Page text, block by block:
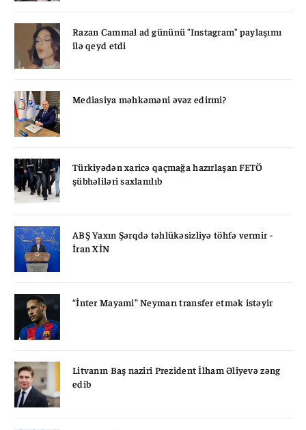
Razan Cammal ad gününü "Instagram" paylaşımı
ilə qeyd etdi
Mediasiya məhkəməni əvəz edirmi?
Türkiyədən xaricə qaçmağa hazırlaşan FETÖ
şübhəliləri saxlanılıb
ABŞ Yaxın Şərqdə təhlükəsizliyə töhfə vermir -
İran XİN
“İnter Mayami” Neymarı transfer etmək istəyir
Litvanın Baş naziri Prezident İlham Əliyevə zəng
edib